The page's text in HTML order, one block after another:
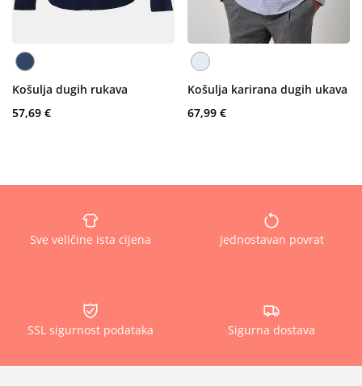
Košulja dugih rukava
57,69 €
Košulja karirana dugih ukava
67,99 €
Sve veličine ista cijena Jednostavan povrat
SSL sigurnost podataka Sigurna dostava